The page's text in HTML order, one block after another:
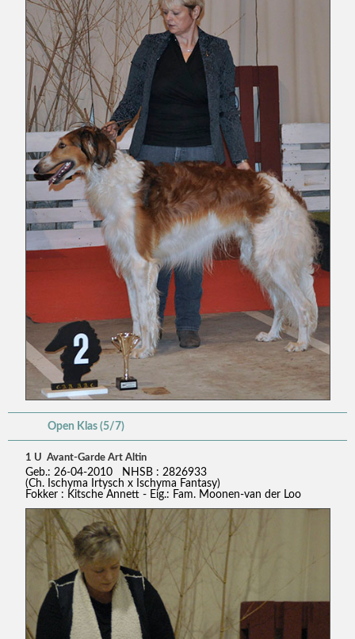
Open Klas (5/7)
1 U Avant-Garde Art Altin
Geb.: 26-04-2010 NHSB : 2826933
(Ch. Ischyma Irtysch x Ischyma Fantasy)
Fokker : Kitsche Annett - Eig.: Fam. Moonen-van der Loo